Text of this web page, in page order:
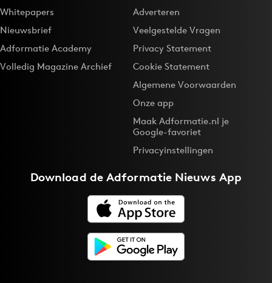
Whitepapers
Nieuwsbrief
Adformatie Academy
Volledig Magazine Archief
Adverteren
Veelgestelde Vragen
Privacy Statement
Cookie Statement
Algemene Voorwaarden
Onze app
Maak Adformatie.nl je
Google-favoriet
Privacyinstellingen
Download deAdformatie Nieuws App